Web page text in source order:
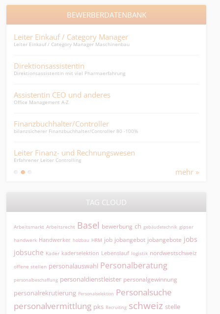
BEWERBERDATENBANK
Leiter Einkauf / Category Manager
Leiter Einkauf / Category Manager Maschinenbau
Direktionsassistentin
Direktionsassistentin mit viel Pharmaerfahrung
Assistentin CEO und anderes
Office Management A-Z
Finanzbuchhalter/Controller
bilanzsicherer Finanzbuchhalter/Controller 80 -100%
Leiter Finanz- und Rechnungswesen
Erfahrener Leiter Controlling
mehr »
TAG CLOUD
Arbeitsmarkt Arbeitsrecht Basel bewerbung ch gebäudetechnik gipser
handwerk Handwerker holzbau HRM job jobangebot jobangebote jobs
jobsuche Kader kaderselektion Lebenslauf logistik nordwestschweiz
offene stellen personalauswahl Personalberatung
personalbeschaffung personaldienstleister personalgewinnung
personalrekrutierung Personalselektion Personalsuche
personalvermittlung pks Recruiting schweiz stelle